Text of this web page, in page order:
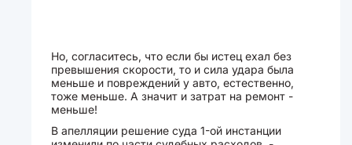
Но, согласитесь, что если бы истец ехал без
превышения скорости, то и сила удара была
меньше и повреждений у авто, естественно,
тоже меньше. А значит и затрат на ремонт -
меньше!
В апелляции решение суда 1-ой инстанции